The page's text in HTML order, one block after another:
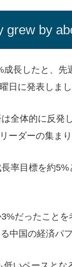
grew by
長したと、
日に発表しまし
は全体的に反
ーダーの集まり
率目標を約
だったこと
中国の経済パ